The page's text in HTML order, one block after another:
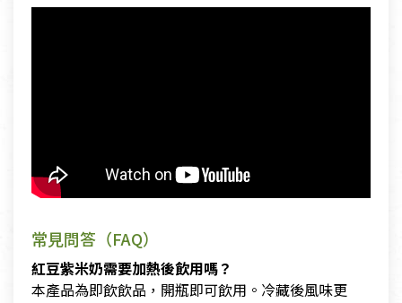
常見問答（FAQ）
紅豆紫米奶需要加熱後飲用嗎？
本產品為即飲飲品，開瓶即可飲用。冷藏後風味更